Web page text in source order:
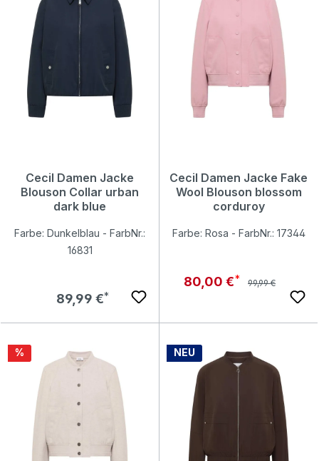
Cecil Damen Jacke
Blouson Collar urban
dark blue
Farbe: Dunkelblau - FarbNr.:
16831
Regulärer Preis:
89,99 €
Cecil Damen Jacke Fake
Wool Blouson blossom
corduroy
Farbe: Rosa - FarbNr.: 17344
Verkaufspreis:
80,00 € Regulärer Preis:
99,99 €
Rabatt
% NEU